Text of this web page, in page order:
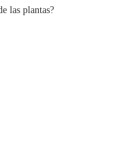
las plantas?